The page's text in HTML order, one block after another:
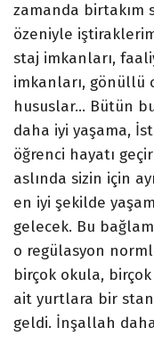
zamanda birtakım
özeniyle
staj imkanları,
imkanları, gönüllü
hususlar… Bütün
daha iyi yaşama,
öğrenci hayatı
aslında sizin için
en iyi şekilde
gelecek. Bu
o regülasyon
birçok okula,
ait yurtlara bir
geldi. İnşallah